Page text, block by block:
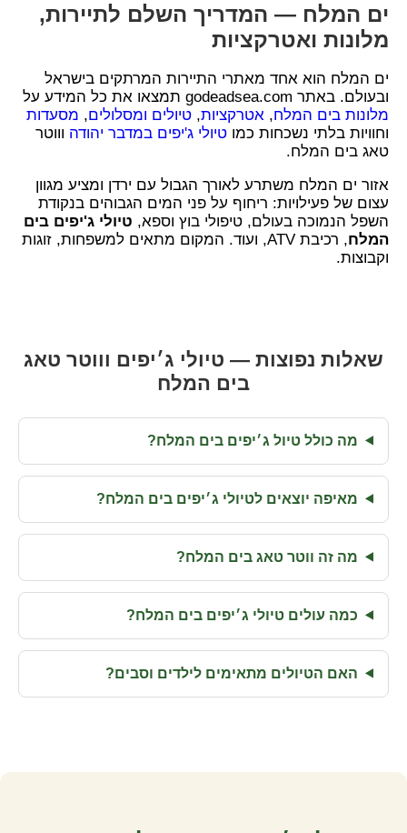
ים המלח — המדריך השלם לתיירות,
מלונות ואטרקציות
ים המלח הוא אחד מאתרי התיירות המרתקים בישראל
ובעולם. באתר godeadsea.com תמצאו את כל המידע על
מלונות בים המלח, אטרקציות, טיולים ומסלולים, מסעדות
וחוויות בלתי נשכחות כמו טיולי ג'יפים במדבר יהודה וווטר
טאג בים המלח.
אזור ים המלח משתרע לאורך הגבול עם ירדן ומציע מגוון
עצום של פעילויות: ריחוף על פני המים הגבוהים בנקודת
השפל הנמוכה בעולם, טיפולי בוץ וספא, טיולי ג'יפים בים
המלח
, רכיבת ATV, ועוד. המקום מתאים למשפחות, זוגות
וקבוצות.
שאלות נפוצות — טיולי ג׳יפים וווטר טאג
בים המלח
מה כולל טיול ג׳יפים בים המלח?
מאיפה יוצאים לטיולי ג׳יפים בים המלח?
מה זה ווטר טאג בים המלח?
כמה עולים טיולי ג׳יפים בים המלח?
האם הטיולים מתאימים לילדים וסבים?